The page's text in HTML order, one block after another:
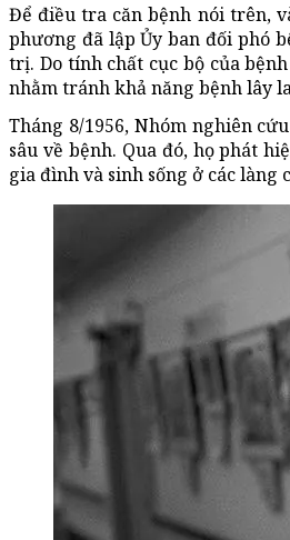
Để điều tra căn bệnh nói trên,
phương đã lập Ủy ban đối phó
trị. Do tính chất cục bộ của
nhằm tránh khả năng bệnh lây
Tháng 8/1956, Nhóm nghiên
sâu về bệnh. Qua đó, họ phát
gia đình và sinh sống ở các làng